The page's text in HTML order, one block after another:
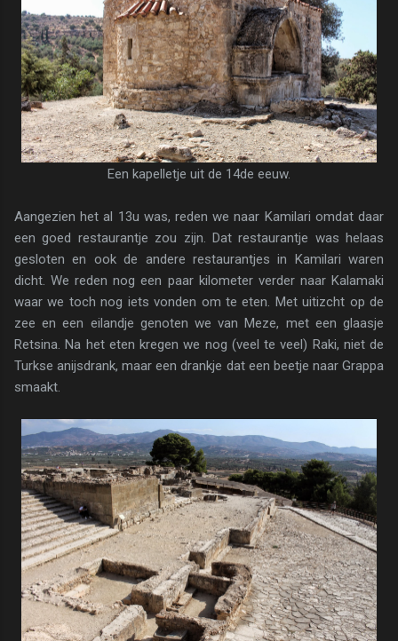
Een kapelletje uit de 14de eeuw.
Aangezien het al 13u was, reden we naar Kamilari omdat daar
een goed restaurantje zou zijn. Dat restaurantje was helaas
gesloten en ook de andere restaurantjes in Kamilari waren
dicht. We reden nog een paar kilometer verder naar Kalamaki
waar we toch nog iets vonden om te eten. Met uitizcht op de
zee en een eilandje genoten we van Meze, met een glaasje
Retsina. Na het eten kregen we nog (veel te veel) Raki, niet de
Turkse anijsdrank, maar een drankje dat een beetje naar Grappa
smaakt.